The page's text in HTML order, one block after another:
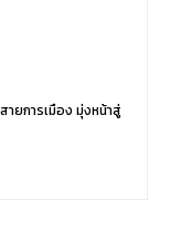
ายการเมือง มุ่งหน้าสู่